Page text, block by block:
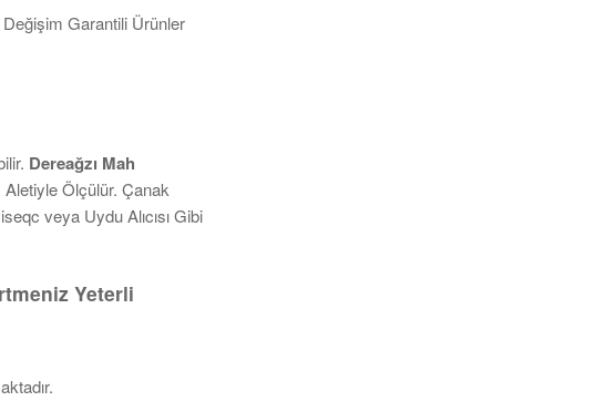
Garantili Ürünler
Dereağzı Mah
Aletiyle Ölçülür. Çanak
veya Uydu Alıcısı Gibi
Yeterli